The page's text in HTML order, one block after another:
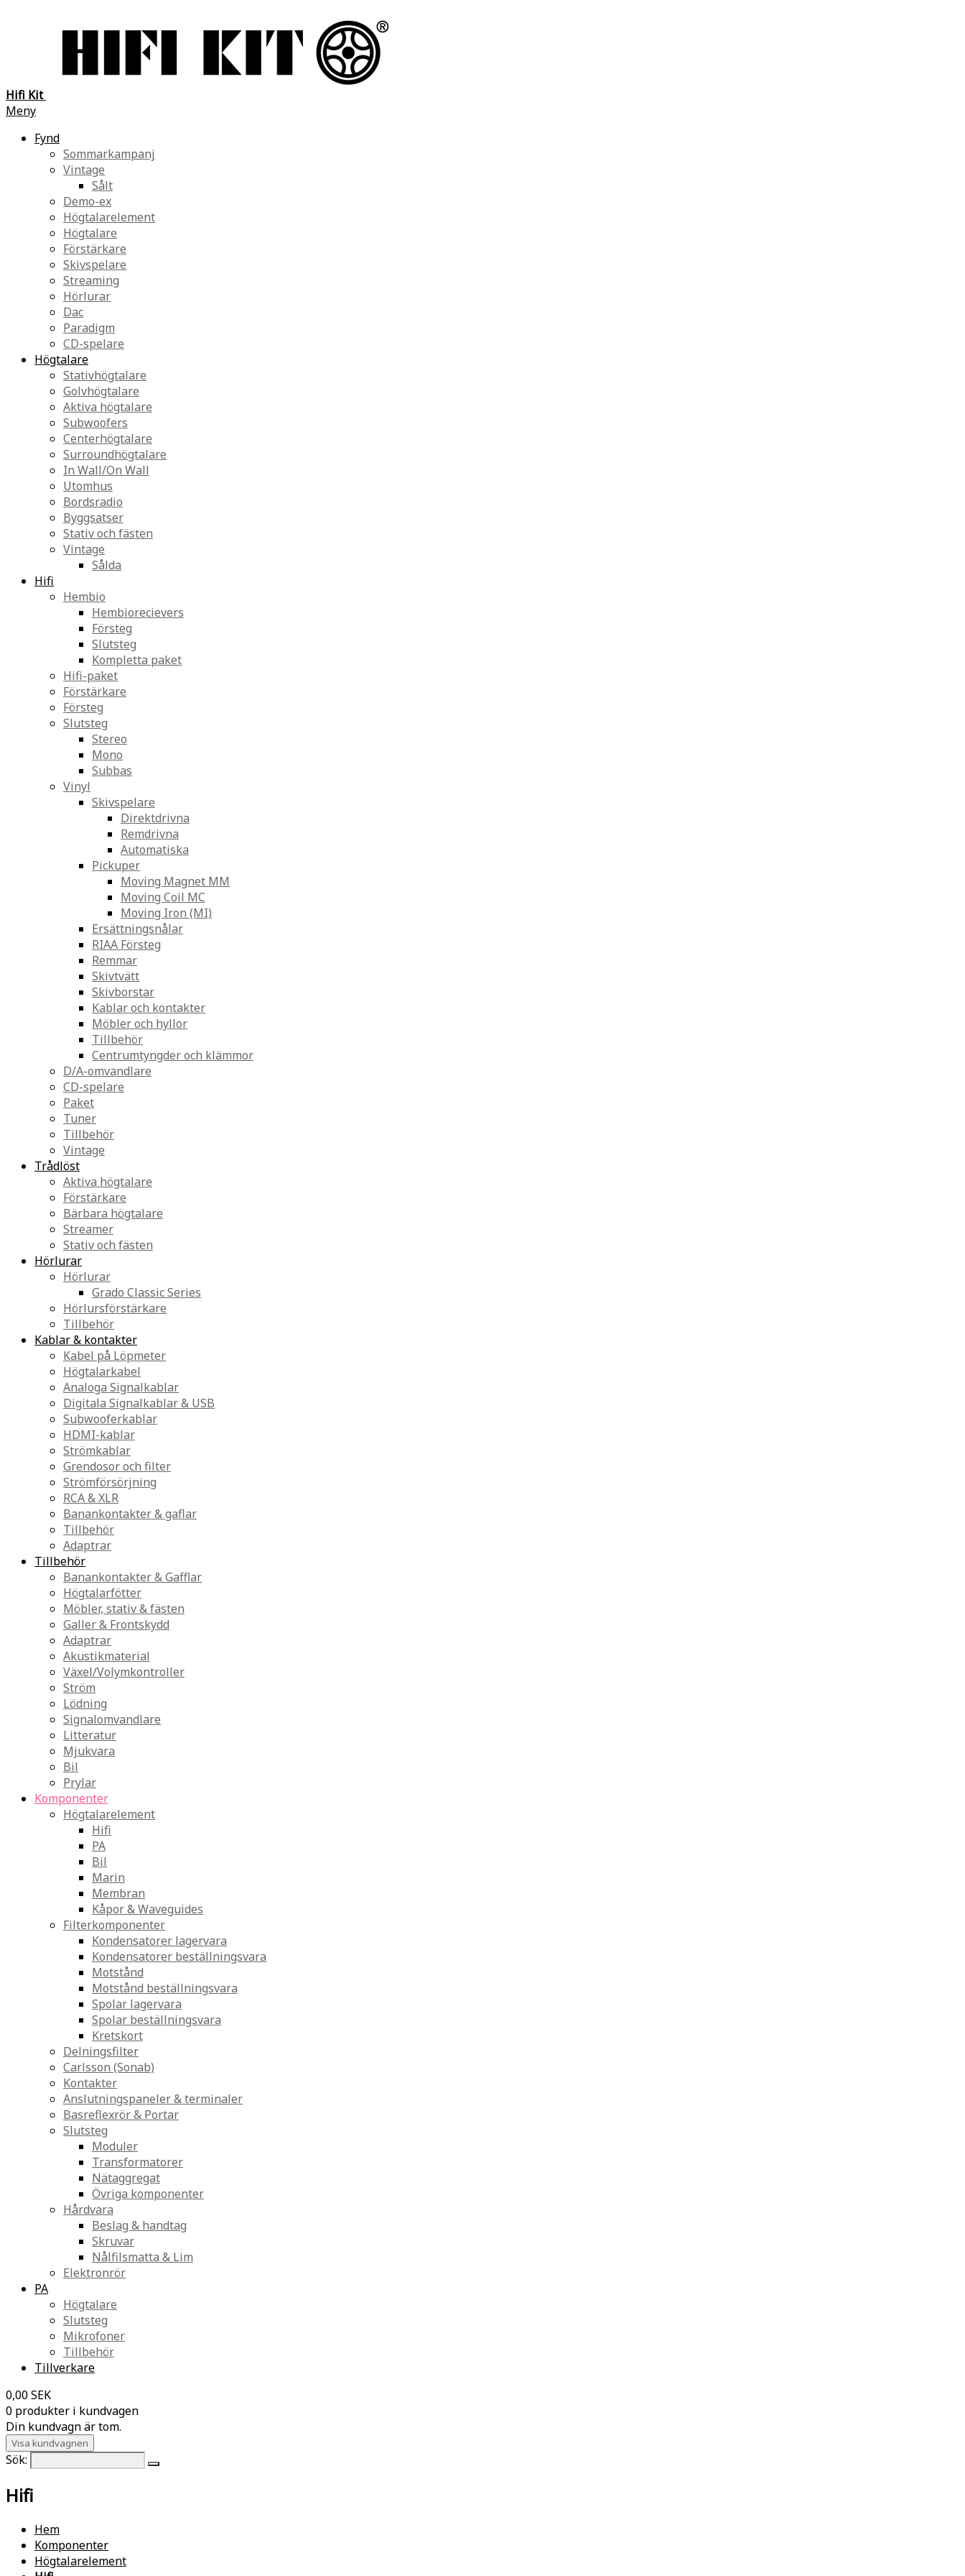
Hifi Kit
Meny
Fynd
Sommarkampanj
Vintage
Sålt
Demo-ex
Högtalarelement
Högtalare
Förstärkare
Skivspelare
Streaming
Hörlurar
Dac
Paradigm
CD-spelare
Högtalare
Stativhögtalare
Golvhögtalare
Aktiva högtalare
Subwoofers
Centerhögtalare
Surroundhögtalare
In Wall/On Wall
Utomhus
Bordsradio
Byggsatser
Stativ och fästen
Vintage
Sålda
Hifi
Hembio
Hembiorecievers
Försteg
Slutsteg
Kompletta paket
Hifi-paket
Förstärkare
Försteg
Slutsteg
Stereo
Mono
Subbas
Vinyl
Skivspelare
Direktdrivna
Remdrivna
Automatiska
Pickuper
Moving Magnet MM
Moving Coil MC
Moving Iron (MI)
Ersättningsnålar
RIAA Försteg
Remmar
Skivtvätt
Skivborstar
Kablar och kontakter
Möbler och hyllor
Tillbehör
Centrumtyngder och klämmor
D/A-omvandlare
CD-spelare
Paket
Tuner
Tillbehör
Vintage
Trådlöst
Aktiva högtalare
Förstärkare
Bärbara högtalare
Streamer
Stativ och fästen
Hörlurar
Hörlurar
Grado Classic Series
Hörlursförstärkare
Tillbehör
Kablar & kontakter
Kabel på Löpmeter
Högtalarkabel
Analoga Signalkablar
Digitala Signalkablar & USB
Subwooferkablar
HDMI-kablar
Strömkablar
Grendosor och filter
Strömförsörjning
RCA & XLR
Banankontakter & gaflar
Tillbehör
Adaptrar
Tillbehör
Banankontakter & Gafflar
Högtalarfötter
Möbler, stativ & fästen
Galler & Frontskydd
Adaptrar
Akustikmaterial
Växel/Volymkontroller
Ström
Lödning
Signalomvandlare
Litteratur
Mjukvara
Bil
Prylar
Komponenter
Högtalarelement
Hifi
PA
Bil
Marin
Membran
Kåpor & Waveguides
Filterkomponenter
Kondensatorer lagervara
Kondensatorer beställningsvara
Motstånd
Motstånd beställningsvara
Spolar lagervara
Spolar beställningsvara
Kretskort
Delningsfilter
Carlsson (Sonab)
Kontakter
Anslutningspaneler & terminaler
Basreflexrör & Portar
Slutsteg
Moduler
Transformatorer
Nätaggregat
Övriga komponenter
Hårdvara
Beslag & handtag
Skruvar
Nålfilsmatta & Lim
Elektronrör
PA
Högtalare
Slutsteg
Mikrofoner
Tillbehör
Tillverkare
0,00 SEK
0 produkter i kundvagen
Din kundvagn är tom.
Visa kundvagnen
Sök:
Hifi
Hem
Komponenter
Högtalarelement